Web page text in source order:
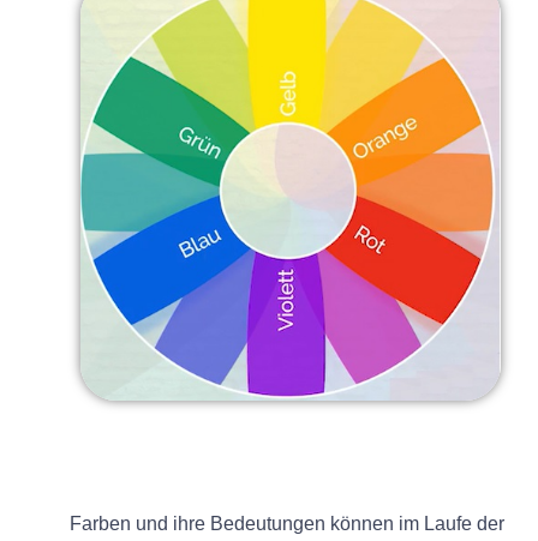
Farben und ihre Bedeutungen können im Laufe der